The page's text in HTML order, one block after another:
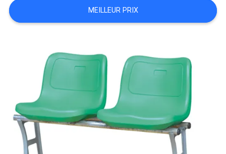
BLOGS
UNE
CITATION
PLAN
DU
SITE
MEILLEUR PRIX